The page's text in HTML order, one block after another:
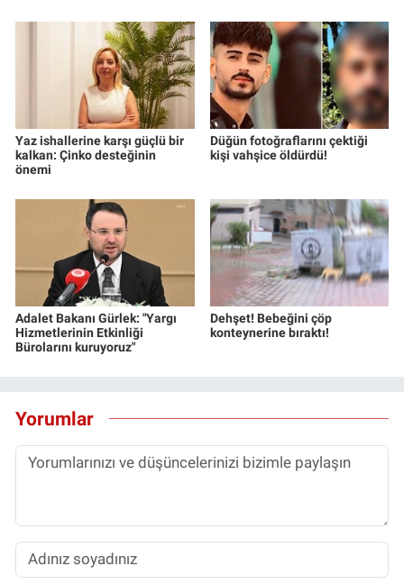
Yaz ishallerine karşı güçlü bir
kalkan: Çinko desteğinin
önemi
Düğün fotoğraflarını çektiği
kişi vahşice öldürdü!
Adalet Bakanı Gürlek: "Yargı
Hizmetlerinin Etkinliği
Bürolarını kuruyoruz"
Dehşet! Bebeğini çöp
konteynerine bıraktı!
Yorumlar